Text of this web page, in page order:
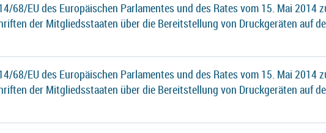
68/EU des Europäischen Parlamentes und des Rates vom 15. Mai 2014
der Mitgliedsstaaten über die Bereitstellung von Druckgeräten auf
68/EU des Europäischen Parlamentes und des Rates vom 15. Mai 2014
der Mitgliedsstaaten über die Bereitstellung von Druckgeräten auf